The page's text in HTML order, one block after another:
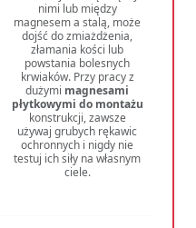
nimi lub między
magnesem a stalą, może
dojść do zmiażdżenia,
złamania kości lub
powstania bolesnych
krwiaków. Przy pracy z
dużymi magnesami
płytkowymi do montażu
konstrukcji, zawsze
używaj grubych rękawic
ochronnych i nigdy nie
testuj ich siły na własnym
ciele.